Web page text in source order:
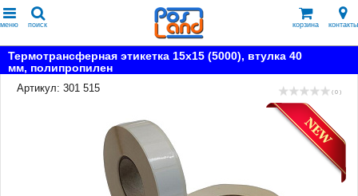
меню поиск корзина контакты
Термотрансферная этикетка 15x15 (5000), втулка 40
мм, полипропилен
Артикул: 301 515
( 0 )